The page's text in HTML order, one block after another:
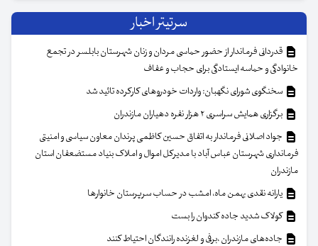
سرتیتر اخبار
قدردانی فرماندار از حضور حماسی مردان و زنان شهرستان بابلسر در تجمع
خانوادگی و حماسه ایستادگی برای حجاب و عفاف
سخنگوی شورای نگهبان: واردات خودروهای کارکرده تائید شد
برگزاری همایش سراسری ۲ هزار نفره دهیاران مازندران
جواد اصلانی فرماندار به اتفاق حسین کاظمی پرندان معاون سیاسی و امنیتی
فرمانداری شهرستان عباس آباد با مدیرکل اموال و املاک بنیاد مستضعفان استان
مازندران
یارانه نقدی بهمن ماه، امشب در حساب سرپرستان خانوار‌ها
کولاک شدید جاده کندوان را بست
جاده‌های مازندران ،برفی و لغزنده رانندگان احتیاط کنند